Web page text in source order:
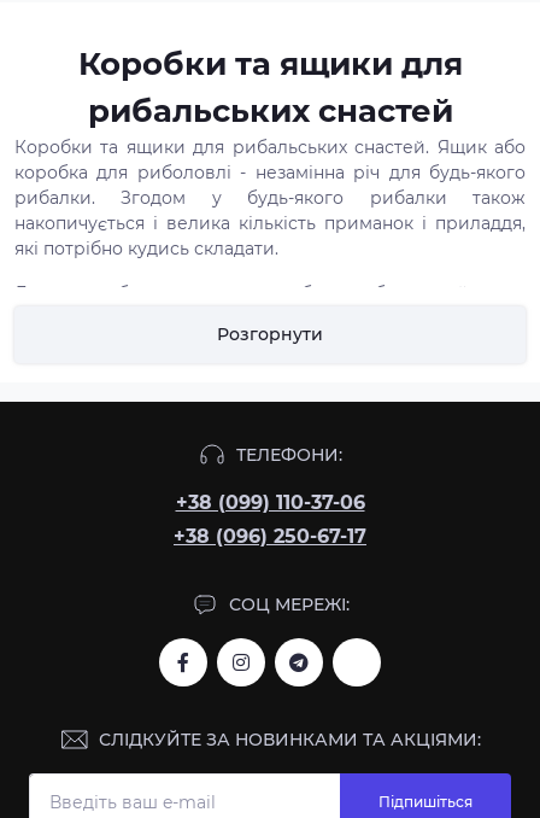
Коробки та ящики для
рибальських снастей
Коробки та ящики для рибальських снастей. Ящик або
коробка для риболовлі - незамінна річ для будь-якого
рибалки. Згодом у будь-якого рибалки також
накопичується і велика кількість приманок і приладдя,
які потрібно кудись складати.
Для цього буде корисно придбати рибальський ящик
них воблерів, м'яких принад, блешень, а також оснащень
пристосування, не має властивості вступати в реакцію з
приманками, від якої може псуватися їхній зовнішній
Хороший вибір для поплавцевого або фідерного лову -
коробками в комплекті. Такий ящик дасть змогу мати
швидкий доступ до всіх необхідних оснасток і приманок.
При лові з човна хижака можна підібрати великий і
місткий ящик, що також спростить риболовлю, якщо
виявиться, що в човні мало місця. Також зручні коробки
берега або з човна. У такі коробки можна зручно
рюкзаку.
Розгорнути
ТЕЛЕФОНИ:
+38 (099) 110-37-06
+38 (096) 250-67-17
СОЦ МЕРЕЖІ:
СЛІДКУЙТЕ ЗА НОВИНКАМИ ТА АКЦІЯМИ:
Підпишіться